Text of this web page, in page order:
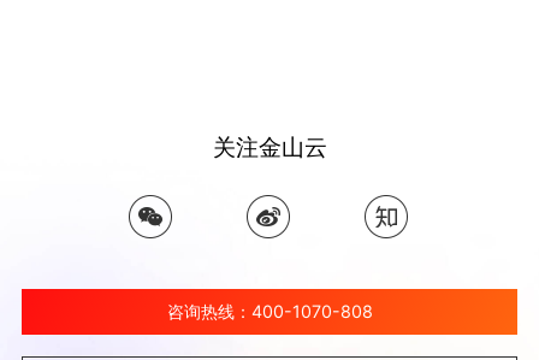
关注金山云
咨询热线：400-1070-808